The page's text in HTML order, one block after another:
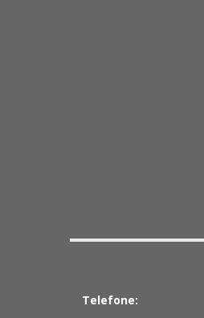
Telefone: